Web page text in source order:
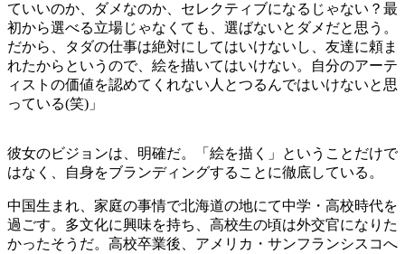
ていいのか、ダメなのか、セレクティブになるじゃない？最
初から選べる立場じゃなくても、選ばないとダメだと思う。
だから、タダの仕事は絶対にしてはいけないし、友達に頼ま
れたからというので、絵を描いてはいけない。自分のアーテ
ィストの価値を認めてくれない人とつるんではいけないと思
っている(笑) 」
彼女のビジョンは、明確だ。「絵を描く」ということだけで
はなく、自身をブランディングすることに徹底している。
中国生まれ、家庭の事情で北海道の地にて中学・高校時代を
過ごす。多文化に興味を持ち、高校生の頃は外交官になりた
かったそうだ。高校卒業後、アメリカ・サンフランシスコへ